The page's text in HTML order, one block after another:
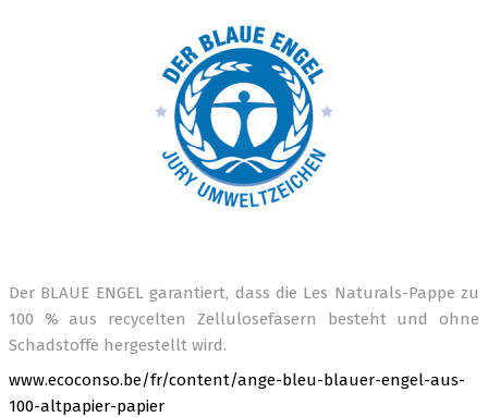
Der BLAUE ENGEL garantiert, dass die Les Naturals-Pappe zu
100 % aus recycelten Zellulosefasern besteht und ohne
Schadstoffe hergestellt wird.
www.ecoconso.be/fr/content/ange-bleu-blauer-engel-aus-
100-altpapier-papier